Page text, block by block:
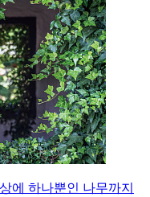
에 하나뿐인 나무까지